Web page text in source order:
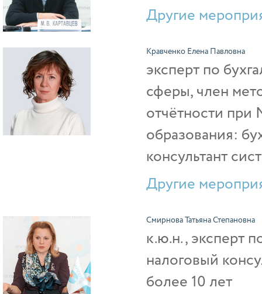
Другие
Кравченко Елена Павловна
эксперт по
сферы, член
отчётности
образования:
консультант
Другие
Смирнова Татьяна Степановна
к.ю.н., эксперт
налоговый
более 10 лет